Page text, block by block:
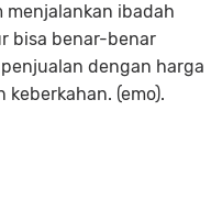
menjalankan ibadah
bisa benar-benar
dengan harga
(emo).